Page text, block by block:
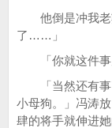
他倒是冲我老
了……」
「你就这件事
「当然还有事
小母狗。」冯涛放
肆的将手就伸进